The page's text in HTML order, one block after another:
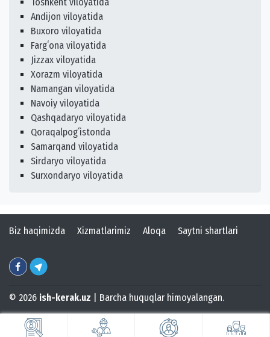
Andijon viloyatida
Buxoro viloyatida
Fargʻona viloyatida
Jizzax viloyatida
Xorazm viloyatida
Namangan viloyatida
Navoiy viloyatida
Qashqadaryo viloyatida
Qoraqalpogʻistonda
Samarqand viloyatida
Sirdaryo viloyatida
Surxondaryo viloyatida
Biz haqimizda Xizmatlarimiz Aloqa Saytni shartlari
© 2026 ish-kerak.uz | Barcha huquqlar himoyalangan.